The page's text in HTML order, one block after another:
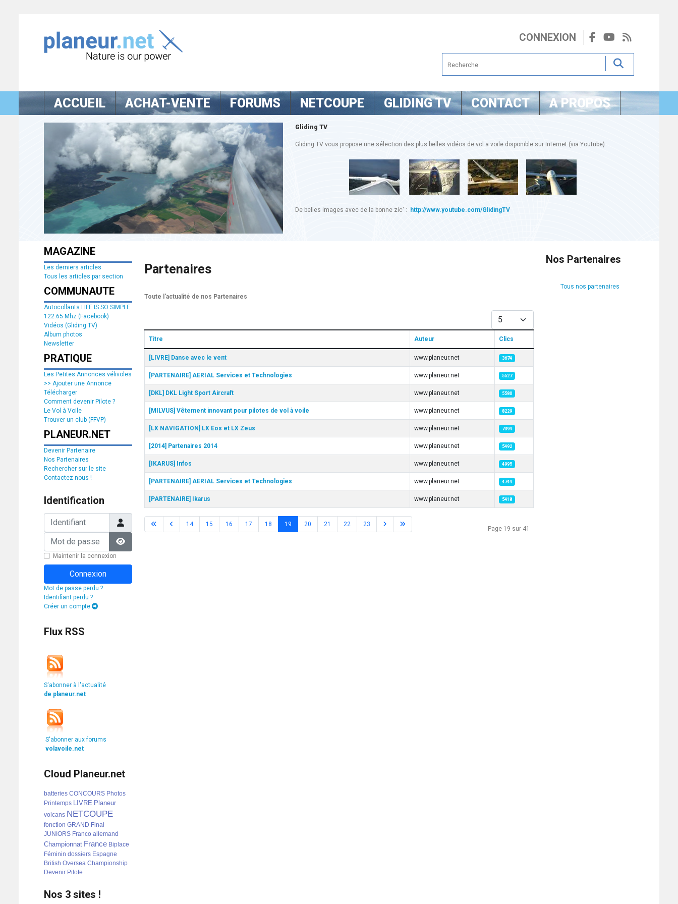
CONNEXION
ACCUEIL ACHAT-VENTE FORUMS NETCOUPE GLIDING TV CONTACT A PROPOS
Gliding TV
Gliding TV vous propose une sélection des plus belles vidéos de vol a voile disponible sur Internet (via Youtube)
De belles images avec de la bonne zic' : http://www.youtube.com/GlidingTV
MAGAZINE
Les derniers articles
Tous les articles par section
COMMUNAUTE
Autocollants LIFE IS SO SIMPLE
122.65 Mhz (Facebook)
Vidéos (Gliding TV)
Album photos
Newsletter
PRATIQUE
Les Petites Annonces vélivoles
>> Ajouter une Annonce
Télécharger
Comment devenir Pilote ?
Le Vol à Voile
Trouver un club (FFVP)
PLANEUR.NET
Devenir Partenaire
Nos Partenaires
Rechercher sur le site
Contactez nous !
Identification
Identifiant
Mot de passe
Afficher le mot de passe
Maintenir la connexion
Connexion
Mot de passe perdu ?
Identifiant perdu ?
Créer un compte
Flux RSS
S'abonner à l'actualité
de planeur.net
S'abonner aux forums
volavoile.net
Cloud Planeur.net
batteries CONCOURS Photos
Printemps LIVRE Planeur
volcans NETCOUPE
fonction GRAND Final
JUNIORS Franco allemand
Championnat France Biplace
Féminin dossiers Espagne
British Oversea Championship
Devenir Pilote
Nos 3 sites !
Partenaires
Toute l'actualité de nos Partenaires
Afficher #
Titre Auteur Clics
[LIVRE] Danse avec le vent www.planeur.net 3674
[PARTENAIRE] AERIAL Services et Technologies www.planeur.net 5527
[DKL] DKL Light Sport Aircraft www.planeur.net 5580
[MILVUS] Vêtement innovant pour pilotes de vol à voile www.planeur.net 8229
[LX NAVIGATION] LX Eos et LX Zeus www.planeur.net 7394
[2014] Partenaires 2014 www.planeur.net 5492
[IKARUS] Infos www.planeur.net 4995
[PARTENAIRE] AERIAL Services et Technologies www.planeur.net 4744
[PARTENAIRE] Ikarus www.planeur.net 5418
Page 19 sur 41
14 15 16 17 18 19 20 21 22 23
Nos Partenaires
Tous nos partenaires